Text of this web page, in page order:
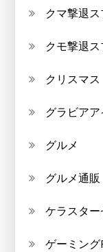
クマ撃退
クモ撃退
クリスマス
グラビア
グルメ
グルメ通販
ケラスタ
ゲーミング